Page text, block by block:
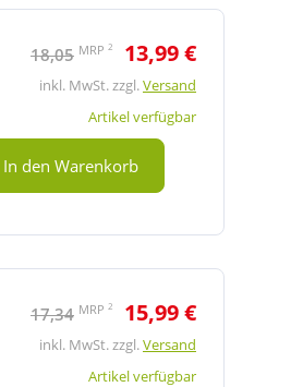
18,05 MRP 2 13,99 €
inkl. MwSt. zzgl.Versand
Artikel verfügbar
In den Warenkorb
17,34 MRP 2 15,99 €
inkl. MwSt. zzgl.Versand
Artikel verfügbar